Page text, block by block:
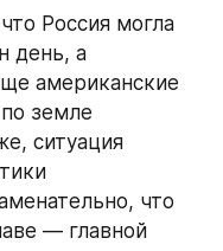
Россия могла
день, а
американские
земле
ситуация
что
— главной